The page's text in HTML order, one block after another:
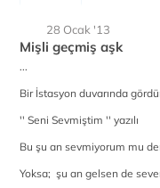
28 Ocak '13
Mişli geçmiş aşk
...
Bir İstasyon duvarında
'' Seni Sevmiştim '' yazılı
Bu şu an sevmiyorum mu
Yoksa; şu an gelsen de